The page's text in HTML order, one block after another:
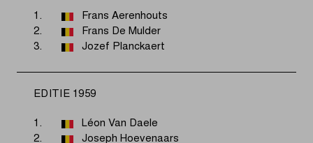
1.
Frans Aerenhouts
2.
Frans De Mulder
3.
Jozef Planckaert
EDITIE 1959
1.
Léon Van Daele
2.
Joseph Hoevenaars